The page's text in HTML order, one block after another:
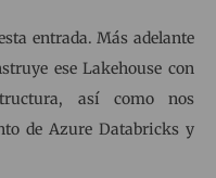
entrada. Más adelante
ese Lakehouse con
así como nos
de Azure Databricks y